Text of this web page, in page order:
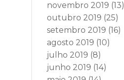
novembro 2019 (13)
outubro 2019 (25)
setembro 2019 (16)
agosto 2019 (10)
julho 2019 (8)
junho 2019 (14)